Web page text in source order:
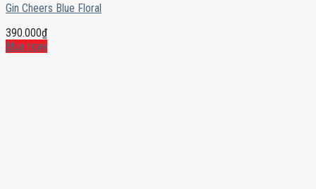
Gin Cheers Blue Floral
390.000₫
Mua ngay